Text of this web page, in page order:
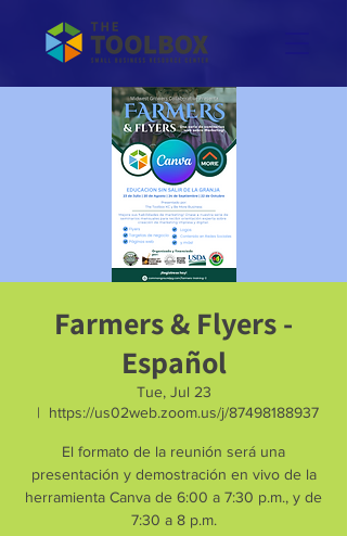
Farmers & Flyers -
Español
Tue, Jul 23
  |
https://us02web.zoom.us/j/87498188937
El formato de la reunión será una
presentación y demostración en vivo de la
herramienta Canva de 6:00 a 7:30 p.m., y de
7:30 a 8 p.m.